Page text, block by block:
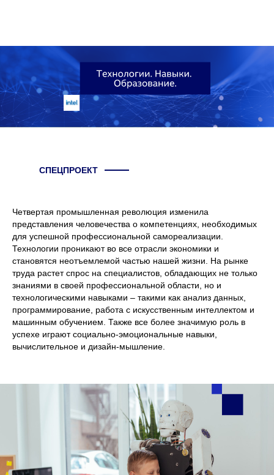
СПЕЦПРОЕКТ
Четвертая промышленная революция изменила
представления человечества о компетенциях, необходимых
для успешной профессиональной самореализации.
Технологии проникают во все отрасли экономики и
становятся неотъемлемой частью нашей жизни. На рынке
труда растет спрос на специалистов, обладающих не только
знаниями в своей профессиональной области, но и
технологическими навыками – такими как анализ данных,
программирование, работа с искусственным интеллектом и
машинным обучением. Также все более значимую роль в
успехе играют социально-эмоциональные навыки,
вычислительное и дизайн-мышление.